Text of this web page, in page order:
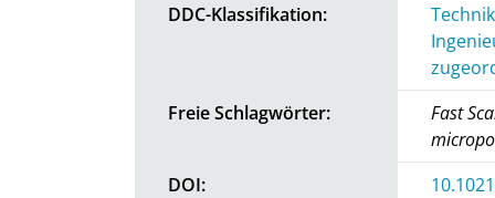
DDC-Klassifikation:
Freie Schlagwörter:
Fast
DOI: